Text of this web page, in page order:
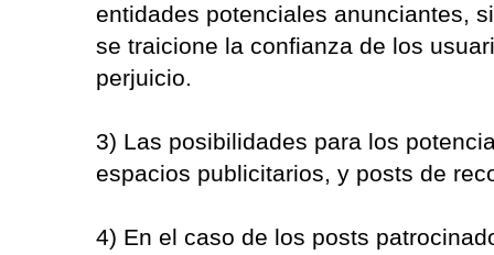
entidades potenciales anunciantes,
se traicione la confianza de los
perjuicio.
3) Las posibilidades para los
espacios publicitarios, y posts de
4) En el caso de los posts